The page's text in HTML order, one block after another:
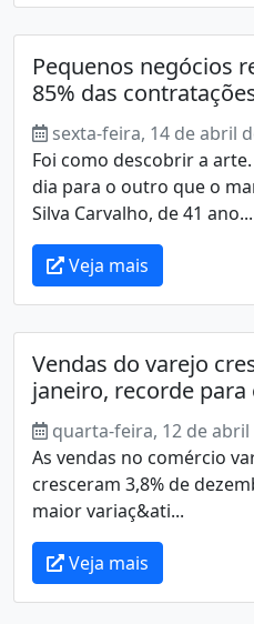
Pequenos negócios
85% das
sexta-feira, 14 de abril
Foi como descobrir a
dia para o outro que o
Silva Carvalho, de 41 ano...
Veja mais
Vendas do varejo
janeiro, recorde para
quarta-feira, 12 de abril
As vendas no comércio
cresceram 3,8% de
maior variaç&ati...
Veja mais